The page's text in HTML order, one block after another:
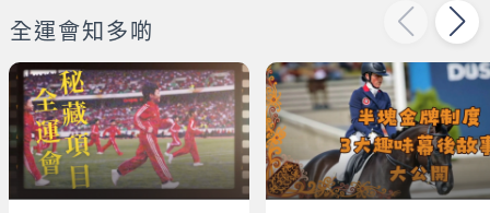
全運會知多啲